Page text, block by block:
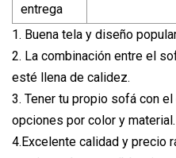
entrega
1. Buena tela y diseño
2. La combinación entre el
esté llena de calidez.
3. Tener tu propio sofá con
opciones por color y material.
4.Excelente calidad y precio